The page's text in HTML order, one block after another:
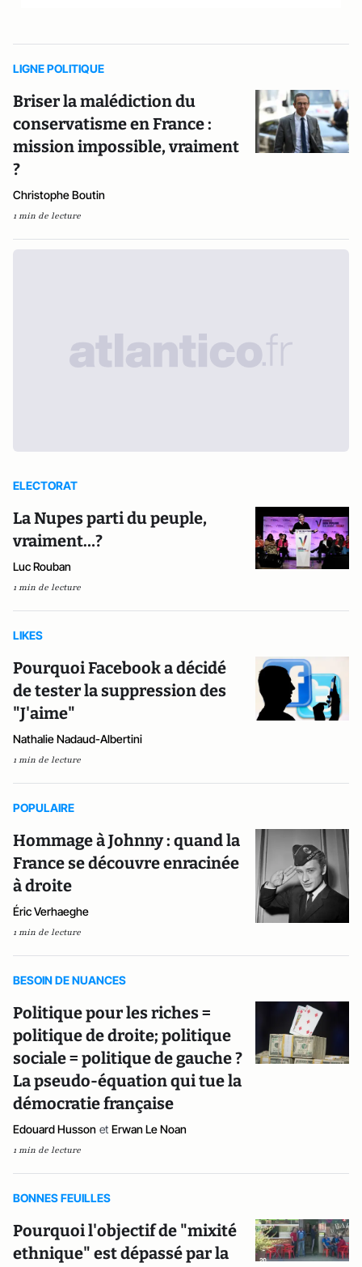
LIGNE POLITIQUE
Briser la malédiction du
conservatisme en France :
mission impossible, vraiment
?
Christophe Boutin
1 min de lecture
ELECTORAT
La Nupes parti du peuple,
vraiment…?
Luc Rouban
1 min de lecture
LIKES
Pourquoi Facebook a décidé
de tester la suppression des
"J'aime"
Nathalie Nadaud-Albertini
1 min de lecture
POPULAIRE
Hommage à Johnny : quand la
France se découvre enracinée
à droite
Éric Verhaeghe
1 min de lecture
BESOIN DE NUANCES
Politique pour les riches =
politique de droite; politique
sociale = politique de gauche ?
La pseudo-équation qui tue la
démocratie française
Edouard Husson et Erwan Le Noan
1 min de lecture
BONNES FEUILLES
Pourquoi l'objectif de "mixité
ethnique" est dépassé par la